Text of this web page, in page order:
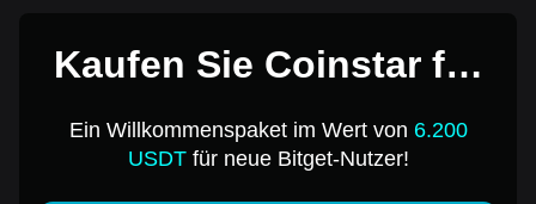
Kaufen Sie Coinstar für
Ein Willkommenspaket im Wert von 6.200
USDTfür neue Bitget-Nutzer!